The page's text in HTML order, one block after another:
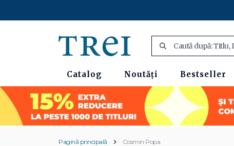
Catalog Noutăți Bestseller
Pagină principală Cosmin Popa